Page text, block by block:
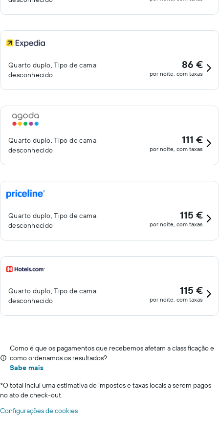
Quarto duplo, Tipo de cama
desconhecido
86 €
por noite, com taxas
Quarto duplo, Tipo de cama
desconhecido
111 €
por noite, com taxas
Quarto duplo, Tipo de cama
desconhecido
115 €
por noite, com taxas
Quarto duplo, Tipo de cama
desconhecido
115 €
por noite, com taxas
Como é que os pagamentos que recebemos afetam a classificação e
como ordenamos os resultados?
Sabe mais
*O total inclui uma estimativa de impostos e taxas locais a serem pagos
no ato de check-out.
Configurações de cookies